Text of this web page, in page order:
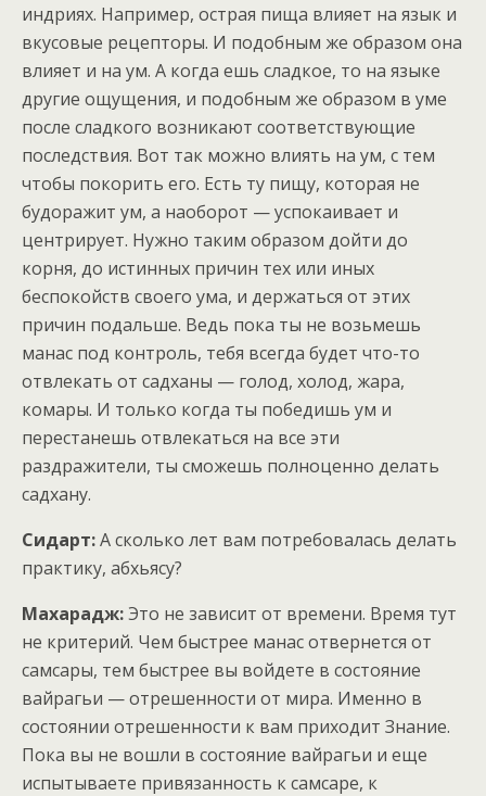
индриях. Например, острая пища влияет на язык и
вкусовые рецепторы. И подобным же образом она
влияет и на ум. А когда ешь сладкое, то на языке
другие ощущения, и подобным же образом в уме
после сладкого возникают соответствующие
последствия. Вот так можно влиять на ум, с тем
чтобы покорить его. Есть ту пищу, которая не
будоражит ум, а наоборот — успокаивает и
центрирует. Нужно таким образом дойти до
корня, до истинных причин тех или иных
беспокойств своего ума, и держаться от этих
причин подальше. Ведь пока ты не возьмешь
манас под контроль, тебя всегда будет что-то
отвлекать от садханы — голод, холод, жара,
комары. И только когда ты победишь ум и
перестанешь отвлекаться на все эти
раздражители, ты сможешь полноценно делать
садхану.
Сидарт:А сколько лет вам потребовалась делать
практику, абхьясу?
Махарадж:Это не зависит от времени. Время тут
не критерий. Чем быстрее манас отвернется от
самсары, тем быстрее вы войдете в состояние
вайрагьи — отрешенности от мира. Именно в
состоянии отрешенности к вам приходит Знание.
Пока вы не вошли в состояние вайрагьи и еще
испытываете привязанность к самсаре, к